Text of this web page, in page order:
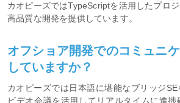
カオピーズではTypeScriptを活用したプロジ
高品質な開発を提供しています。
オフショア開発でのコミュニ
していますか？
カオピーズでは日本語に堪能なブリッジ
ビデオ会議を活用してリアルタイムに進